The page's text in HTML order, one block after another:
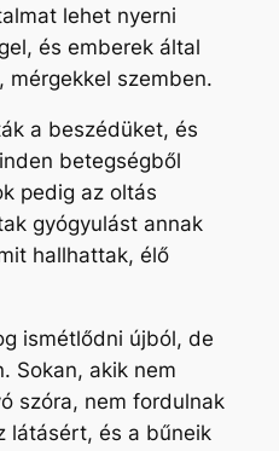
lehet nyerni
és emberek által
mérgekkel szemben.
a beszédüket, és
betegségből
pedig az oltás
gyógyulást annak
hallhattak, élő
ismétlődni újból, de
Sokan, akik nem
szóra, nem fordulnak
látásért, és a bűneik